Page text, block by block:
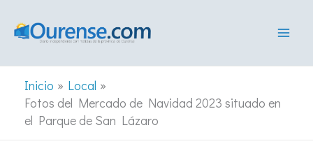
Inicio
Local
Fotos del Mercado de Navidad 2023 situado en
el Parque de San Lázaro